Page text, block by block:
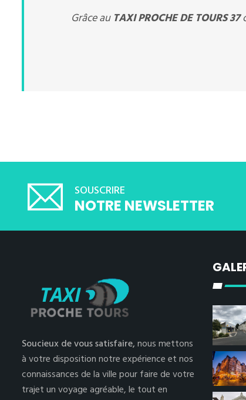
Grâce au TAXI PROCHE DE TOURS 37
SOUSCRIRE
NOTRE NEWSLETTER
Soucieux de vous satisfaire,nous mettons
à votre disposition notre expérience et nos
connaissances de la ville pour faire de votre
trajet un voyage agréable, le tout en